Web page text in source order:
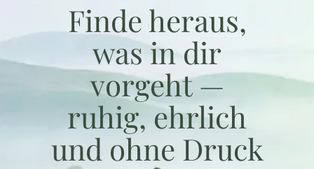
Finde heraus,
was in dir
vorgeht —
ruhig, ehrlich
und ohne Druck